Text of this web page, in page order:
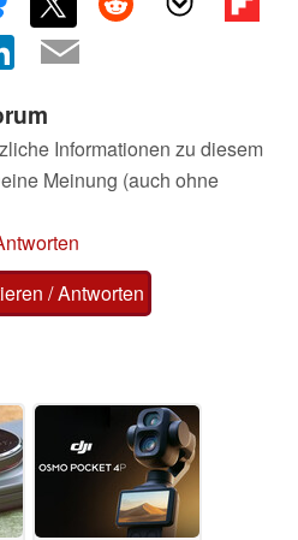
Informationen zu diesem
Meinung (auch ohne
/ Antworten